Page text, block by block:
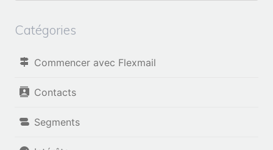
Catégories
Commencer avec Flexmail
Contacts
Segments